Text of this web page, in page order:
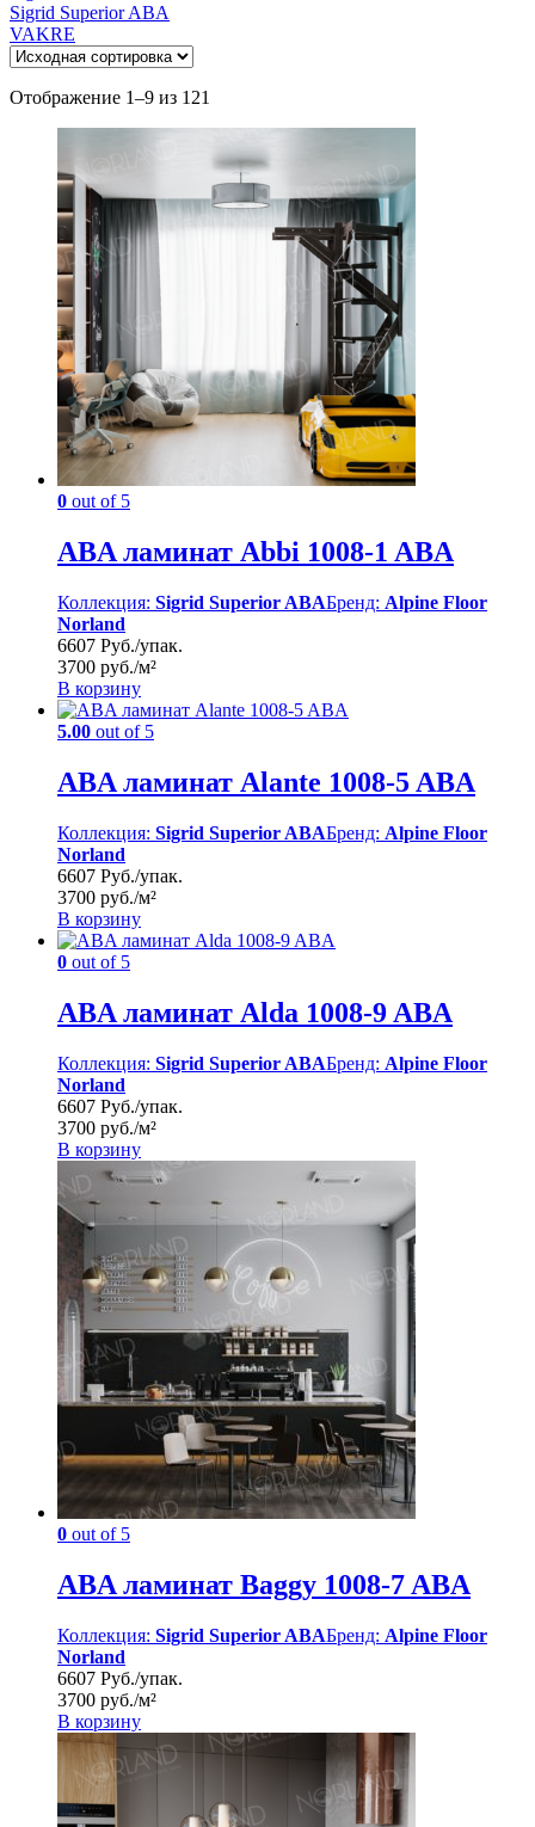
Sigrid Superior ABA
VAKRE
Отображение 1–9 из 121
0 out of 5
ABA ламинат Abbi 1008-1 ABA
Коллекция: Sigrid Superior ABAБренд: Alpine Floor
Norland
6607 Руб./упак.
3700 руб./м²
В корзину
5.00 out of 5
ABA ламинат Alante 1008-5 ABA
Коллекция: Sigrid Superior ABAБренд: Alpine Floor
Norland
6607 Руб./упак.
3700 руб./м²
В корзину
0 out of 5
ABA ламинат Alda 1008-9 ABA
Коллекция: Sigrid Superior ABAБренд: Alpine Floor
Norland
6607 Руб./упак.
3700 руб./м²
В корзину
0 out of 5
ABA ламинат Baggy 1008-7 ABA
Коллекция: Sigrid Superior ABAБренд: Alpine Floor
Norland
6607 Руб./упак.
3700 руб./м²
В корзину